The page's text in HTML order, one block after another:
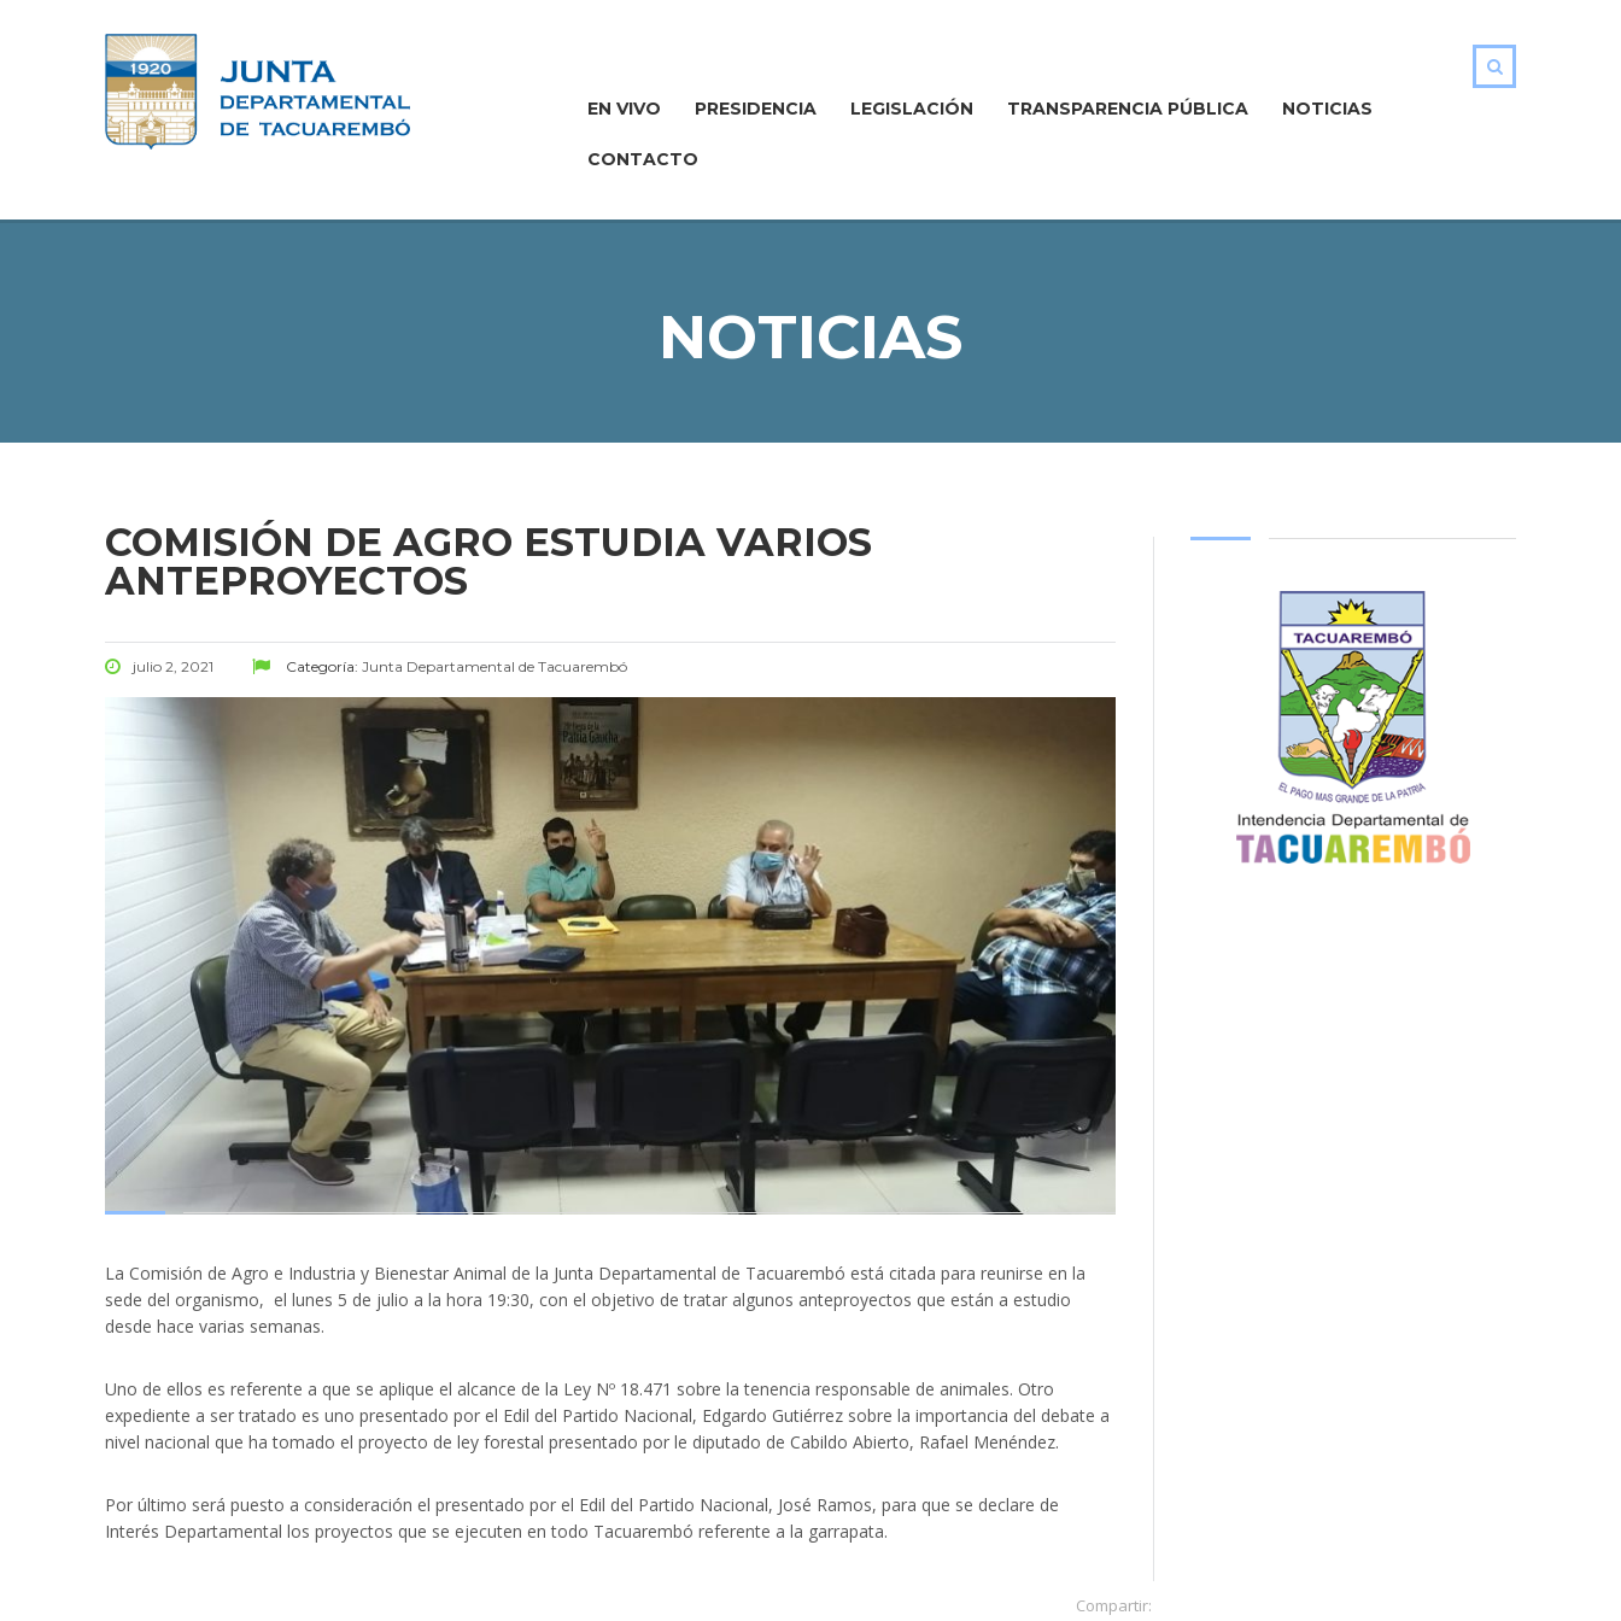
EN VIVO PRESIDENCIA LEGISLACIÓN TRANSPARENCIA PÚBLICA NOTICIAS
CONTACTO
NOTICIAS
COMISIÓN DE AGRO ESTUDIA VARIOS
ANTEPROYECTOS
julio 2, 2021 Categoría: Junta Departamental de Tacuarembó
La Comisión de Agro e Industria y Bienestar Animal de la Junta Departamental de Tacuarembó está citada para reunirse en la
sede del organismo, el lunes 5 de julio a la hora 19:30, con el objetivo de tratar algunos anteproyectos que están a estudio
desde hace varias semanas.
Uno de ellos es referente a que se aplique el alcance de la Ley Nº 18.471 sobre la tenencia responsable de animales. Otro
expediente a ser tratado es uno presentado por el Edil del Partido Nacional, Edgardo Gutiérrez sobre la importancia del debate a
nivel nacional que ha tomado el proyecto de ley forestal presentado por le diputado de Cabildo Abierto, Rafael Menéndez.
Por último será puesto a consideración el presentado por el Edil del Partido Nacional, José Ramos, para que se declare de
Interés Departamental los proyectos que se ejecuten en todo Tacuarembó referente a la garrapata.
Compartir: